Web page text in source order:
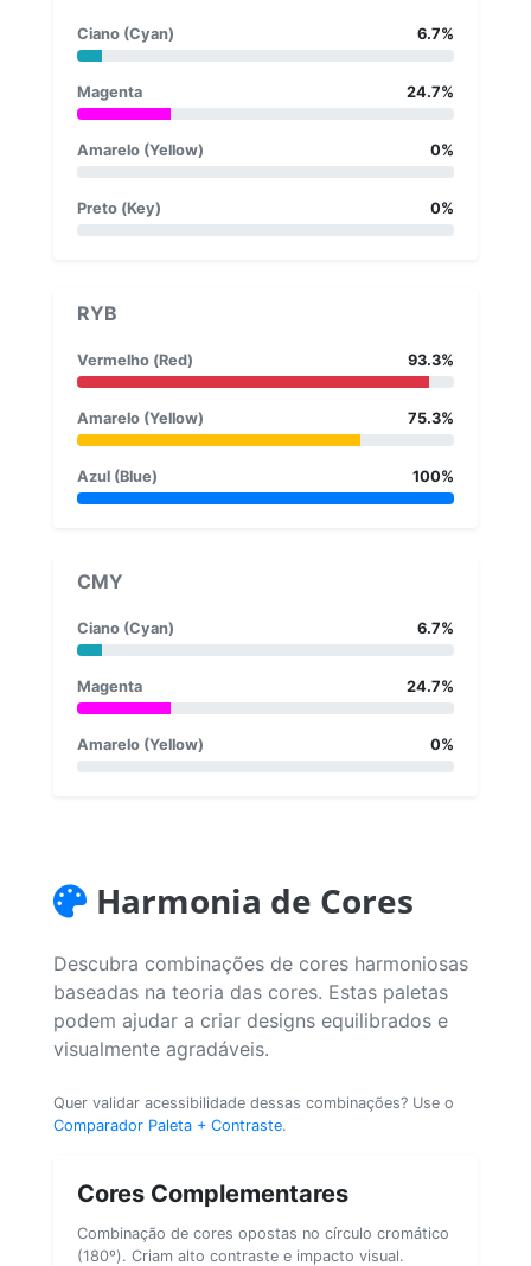
Ciano (Cyan) 6.7%
Magenta 24.7%
Amarelo (Yellow) 0%
Preto (Key) 0%
RYB
Vermelho (Red) 93.3%
Amarelo (Yellow) 75.3%
Azul (Blue) 100%
CMY
Ciano (Cyan) 6.7%
Magenta 24.7%
Amarelo (Yellow) 0%
Harmonia de Cores
Descubra combinações de cores harmoniosas
baseadas na teoria das cores. Estas paletas
podem ajudar a criar designs equilibrados e
visualmente agradáveis.
Quer validar acessibilidade dessas combinações? Use o
Comparador Paleta + Contraste.
Cores Complementares
Combinação de cores opostas no círculo cromático
(180º). Criam alto contraste e impacto visual.